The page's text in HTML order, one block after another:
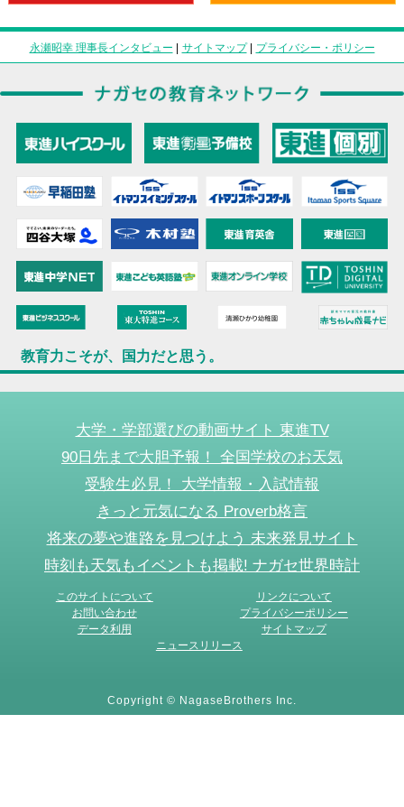
永瀬昭幸 理事長インタビュー | サイトマップ| プライバシー・ポリシー
教育力こそが、国力だと思う。
大学・学部選びの動画サイト 東進TV
90日先まで大胆予報！ 全国学校のお天気
受験生必見！ 大学情報・入試情報
きっと元気になる Proverb格言
将来の夢や進路を見つけよう 未来発見サイト
時刻も天気もイベントも掲載! ナガセ世界時計
このサイトについて
リンクについて
お問い合わせ
プライバシーポリシー
データ利用
サイトマップ
ニュースリリース
Copyright © NagaseBrothers Inc.